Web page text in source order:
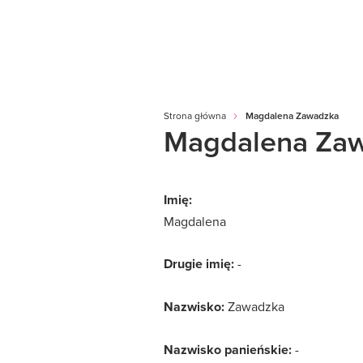
Strona główna Magdalena Zawadzka
Magdalena
Imię:
Magdalena
Drugie imię:-
Nazwisko:Zawadzka
Nazwisko panieńskie:-